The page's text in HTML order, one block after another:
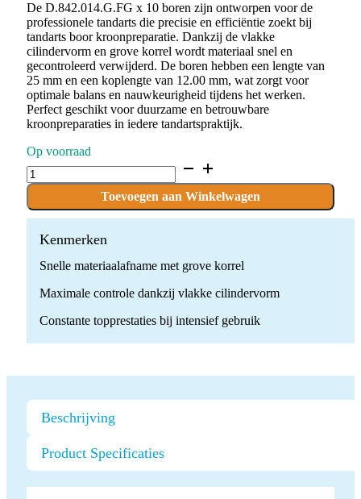
De D.842.014.G.FG x 10 boren zijn ontworpen voor de
professionele tandarts die precisie en efficiëntie zoekt bij
tandarts boor kroonpreparatie. Dankzij de vlakke
cilindervorm en grove korrel wordt materiaal snel en
gecontroleerd verwijderd. De boren hebben een lengte van
25 mm en een koplengte van 12.00 mm, wat zorgt voor
optimale balans en nauwkeurigheid tijdens het werken.
Perfect geschikt voor duurzame en betrouwbare
kroonpreparaties in iedere tandartspraktijk.
Op voorraad
D.842.014.G.FG
x
Boren
quantity
Toevoegen aan Winkelwagen
Kenmerken
Snelle materiaalafname met grove korrel
Maximale controle dankzij vlakke cilindervorm
Constante topprestaties bij intensief gebruik
Beschrijving
Product Specificaties